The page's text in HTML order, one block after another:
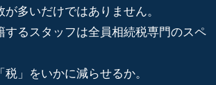
多いだけではありません。
するスタッフは全員相続税専門のスペ
」をいかに減らせるか。